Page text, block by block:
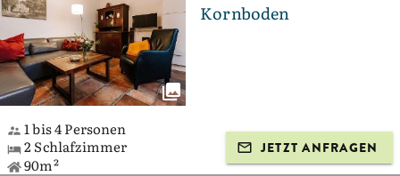
Kornboden
1 bis 4 Personen
2 Schlafzimmer
90m²
JETZT ANFRAGEN